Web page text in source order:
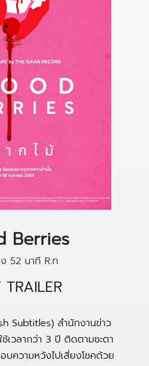
Berries
52 นาที R:ท
TRAILER
Subtitles) สำนักงานข่าว
เวลากว่า 3 ปี ติดตามชะตา
ความหวังไปเสี่ยงโชคด้วย